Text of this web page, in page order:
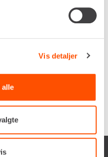
Vis detaljer
alle
Gyldigt CVR-